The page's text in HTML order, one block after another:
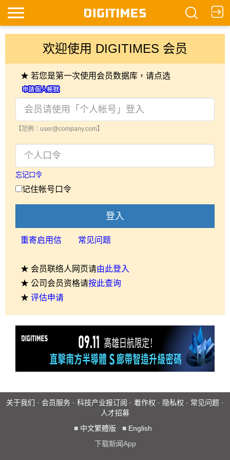
欢迎使用 DIGITIMES 会员
★ 若您是第一次使用会员数据库，请点选
【范例：user@company.com】
忘记口令
记住帐号口令
登入
重寄启用信 常见问题
★ 会员联络人网页请由此登入
★ 公司会员资格请按此查询
★ 评估申请
关于我们 · 会员服务 · 科技产业报订阅 · 着作权 · 隐私权 · 常见问题 ·
人才招募
■ 中文繁體版 ■ English
下载新闻App